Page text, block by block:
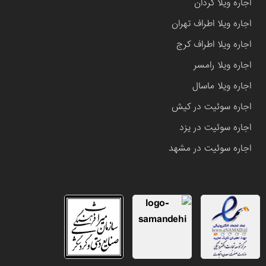
اجاره ویلا کردان
اجاره ویلا اطراف تهران
اجاره ویلا اطراف کرج
اجاره ویلا رامسر
اجاره ویلا ماسال
اجاره سوئیت در کیش
اجاره سوئیت در یزد
اجاره سوئیت در مشهد